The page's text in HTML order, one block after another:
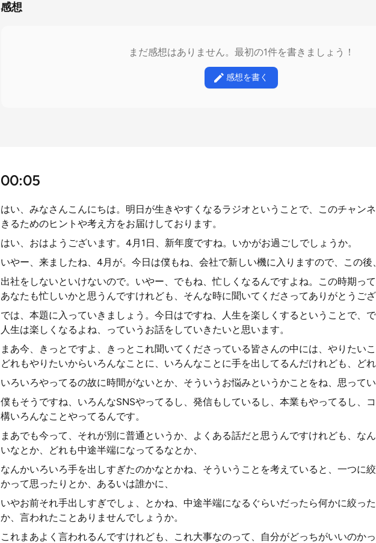
感想
まだ感想はありません。最初の1件を書きましょう！
感想を書く
00:05
はい、みなさんこんにちは。明日が生きやすくなるラジオということで、このチャン
きるためのヒントや考え方をお届けしております。
はい、おはようございます。4月1日、新年度ですね。いかがお過ごしでしょうか。
いやー、来ましたね、4月が。今日は僕もね、会社で新しい機に入りますので、この後、
出社をしないといけないので。いやー、でもね、忙しくなるんですよね。この時期って
あなたも忙しいかと思うんですけれども、そんな時に聞いてくださってありがとうござ
では、本題に入っていきましょう。今日はですね、人生を楽しくするということで、
人生は楽しくなるよね、っていうお話をしていきたいと思います。
まあ今、きっとですよ、きっとこれ聞いてくださっている皆さんの中には、やりたい
どれもやりたいからいろんなことに、いろんなことに手を出してるんだけれども、どれ
いろいろやってるの故に時間がないとか、そういうお悩みというかことをね、思ってい
僕もそうですね、いろんなSNSやってるし、発信もしているし、本業もやってるし、
構いろんなことやってるんです。
まあでも今って、それが別に普通というか、よくある話だと思うんですけれども、な
いなとか、どれも中途半端になってるなとか、
なんかいろいろ手を出しすぎたのかなとかね、そういうことを考えていると、一つに
かって思ったりとか、あるいは誰かに、
いやお前それ手出しすぎでしょ、とかね、中途半端になるぐらいだったら何かに絞っ
か、言われたことありませんでしょうか。
これまあよく言われるんですけれども、これ大事なのって、自分がどっちがいいのか